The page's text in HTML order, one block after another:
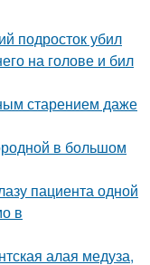
подросток убил
на голове и бил
старением даже
в большом
пациента одной
в
алая медуза,